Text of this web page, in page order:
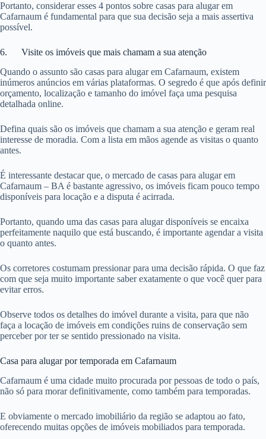
Portanto, considerar esses 4 pontos sobre casas para alugar em
Cafarnaum é fundamental para que sua decisão seja a mais assertiva
possível.
6. Visite os imóveis que mais chamam a sua atenção
Quando o assunto são casas para alugar em Cafarnaum, existem
inúmeros anúncios em várias plataformas. O segredo é que após definir
orçamento, localização e tamanho do imóvel faça uma pesquisa
detalhada online.
Defina quais são os imóveis que chamam a sua atenção e geram real
interesse de moradia. Com a lista em mãos agende as visitas o quanto
antes.
É interessante destacar que, o mercado de casas para alugar em
Cafarnaum – BA é bastante agressivo, os imóveis ficam pouco tempo
disponíveis para locação e a disputa é acirrada.
Portanto, quando uma das casas para alugar disponíveis se encaixa
perfeitamente naquilo que está buscando, é importante agendar a visita
o quanto antes.
Os corretores costumam pressionar para uma decisão rápida. O que faz
com que seja muito importante saber exatamente o que você quer para
evitar erros.
Observe todos os detalhes do imóvel durante a visita, para que não
faça a locação de imóveis em condições ruins de conservação sem
perceber por ter se sentido pressionado na visita.
Casa para alugar por temporada em Cafarnaum
Cafarnaum é uma cidade muito procurada por pessoas de todo o país,
não só para morar definitivamente, como também para temporadas.
E obviamente o mercado imobiliário da região se adaptou ao fato,
oferecendo muitas opções de imóveis mobiliados para temporada.